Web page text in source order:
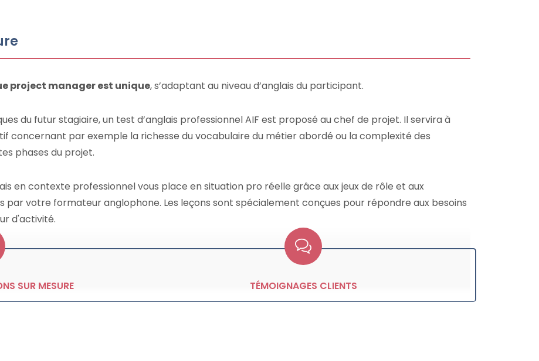
project manager est unique, s’adaptant au niveau d’anglais du participant.
du futur stagiaire, un test d’anglais professionnel AIF est proposé au chef de projet. Il servira à
concernant par exemple la richesse du vocabulaire du métier abordé ou la complexité des
phases du projet.
en contexte professionnel vous place en situation pro réelle grâce aux jeux de rôle et aux
par votre formateur anglophone. Les leçons sont spécialement conçues pour répondre aux besoins
d'activité.
SUR MESURE TÉMOIGNAGES CLIENTS